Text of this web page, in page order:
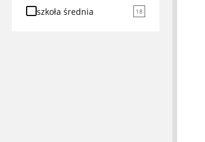
szkoła średnia 18